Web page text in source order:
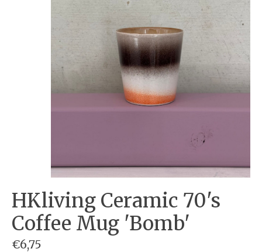
HKliving Ceramic 70's
Coffee Mug 'Bomb'
€6,75